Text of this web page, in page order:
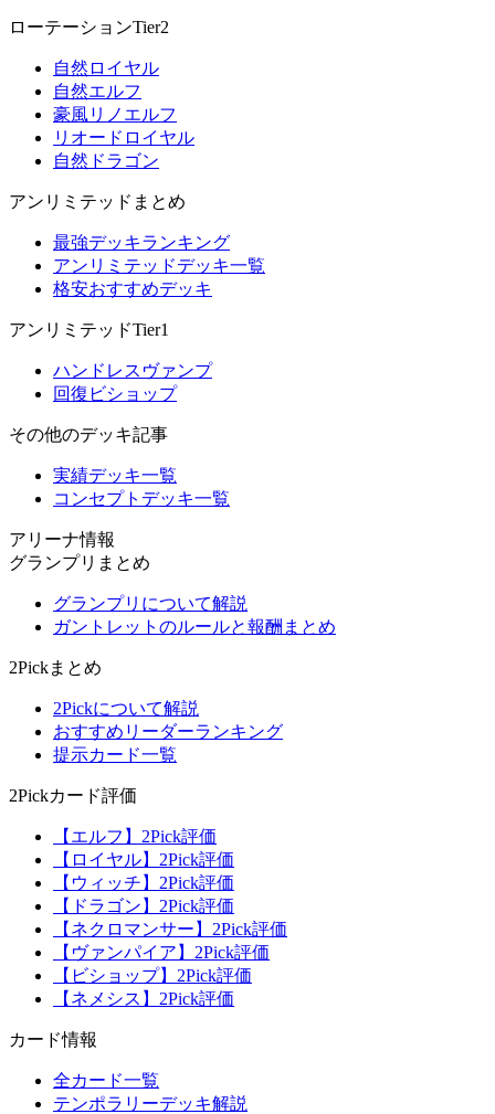
ローテーションTier2
自然ロイヤル
自然エルフ
豪風リノエルフ
リオードロイヤル
自然ドラゴン
アンリミテッドまとめ
最強デッキランキング
アンリミテッドデッキ一覧
格安おすすめデッキ
アンリミテッドTier1
ハンドレスヴァンプ
回復ビショップ
その他のデッキ記事
実績デッキ一覧
コンセプトデッキ一覧
アリーナ情報
グランプリまとめ
グランプリについて解説
ガントレットのルールと報酬まとめ
2Pickまとめ
2Pickについて解説
おすすめリーダーランキング
提示カード一覧
2Pickカード評価
【エルフ】2Pick評価
【ロイヤル】2Pick評価
【ウィッチ】2Pick評価
【ドラゴン】2Pick評価
【ネクロマンサー】2Pick評価
【ヴァンパイア】2Pick評価
【ビショップ】2Pick評価
【ネメシス】2Pick評価
カード情報
全カード一覧
テンポラリーデッキ解説